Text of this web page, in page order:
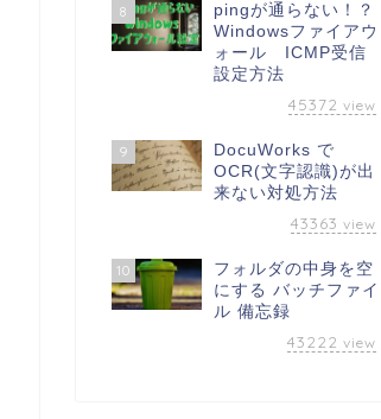
8
pingが通らない！？
Windowsファイアウ
ォール ICMP受信
設定方法
45372 view
9
DocuWorks で
OCR(文字認識)が出
来ない対処方法
43363 view
10
フォルダの中身を空
にする バッチファイ
ル 備忘録
43222 view